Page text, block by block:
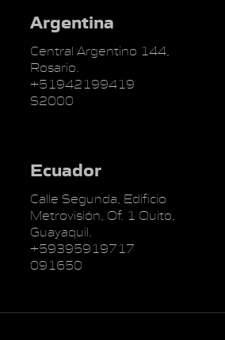
Argentina
Central Argentino 144,
Rosario.
+51942199419
S2000
Ecuador
Calle Segunda, Edificio
Metrovisión, Of. 1 Quito,
Guayaquil.
+59395919717
091650